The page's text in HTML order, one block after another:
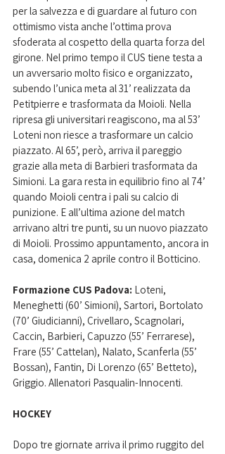
per la salvezza e di guardare al futuro con
ottimismo vista anche l’ottima prova
sfoderata al cospetto della quarta forza del
girone. Nel primo tempo il CUS tiene testa a
un avversario molto fisico e organizzato,
subendo l’unica meta al 31’ realizzata da
Petitpierre e trasformata da Moioli. Nella
ripresa gli universitari reagiscono, ma al 53’
Loteni non riesce a trasformare un calcio
piazzato. Al 65’, però, arriva il pareggio
grazie alla meta di Barbieri trasformata da
Simioni. La gara resta in equilibrio fino al 74’
quando Moioli centra i pali su calcio di
punizione. E all’ultima azione del match
arrivano altri tre punti, su un nuovo piazzato
di Moioli. Prossimo appuntamento, ancora in
casa, domenica 2 aprile contro il Botticino.
Formazione CUS Padova: Loteni,
Meneghetti (60’ Simioni), Sartori, Bortolato
(70’ Giudicianni), Crivellaro, Scagnolari,
Caccin, Barbieri, Capuzzo (55’ Ferrarese),
Frare (55’ Cattelan), Nalato, Scanferla (55’
Bossan), Fantin, Di Lorenzo (65’ Betteto),
Griggio. Allenatori Pasqualin-Innocenti.
HOCKEY
Dopo tre giornate arriva il primo ruggito del